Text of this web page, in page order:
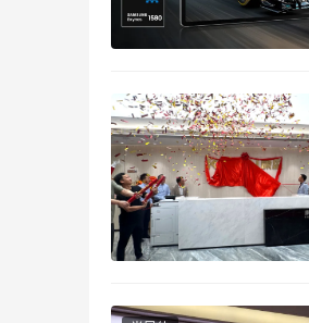
遍常识，原本争分包的
历，更多则是一种生存线
对存储SI来说，低端的
经普遍为用户所接受，
与利益对等的是风险，
内人士就提到，风险具有
之有关，其次是项目问